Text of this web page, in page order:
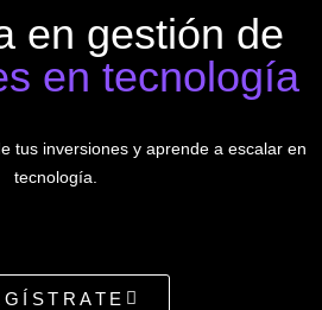
en gestión de
en tecnología
tus inversiones y aprende a escalar en
tecnología.